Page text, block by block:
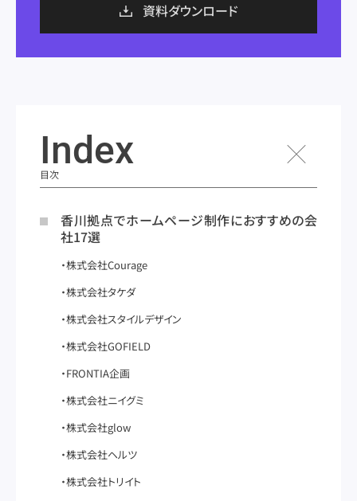
資料ダウンロード
Index
目次
香川拠点でホームページ制作におすすめの会
社17選
株式会社Courage
株式会社タケダ
株式会社スタイルデザイン
株式会社GOFIELD
FRONTIA企画
株式会社ニイグミ
株式会社glow
株式会社ヘルツ
株式会社トリイト